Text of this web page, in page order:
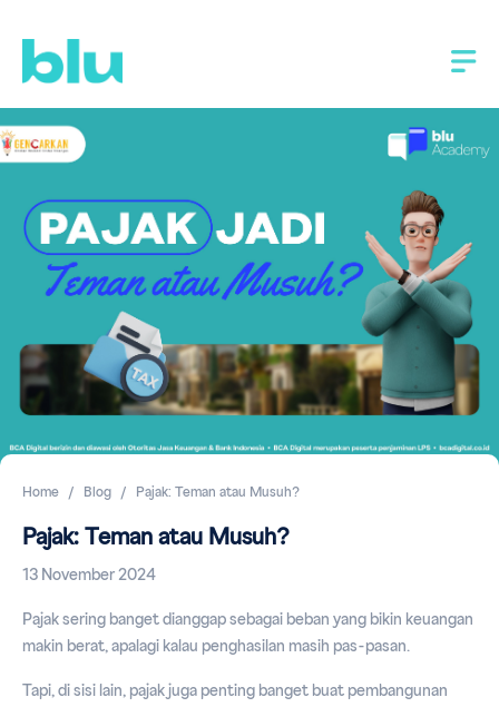
Home Blog Pajak: Teman atau Musuh?
Pajak: Teman atau Musuh?
13 November 2024
Pajak sering banget dianggap sebagai beban yang bikin keuangan
makin berat, apalagi kalau penghasilan masih pas-pasan.
Tapi, di sisi lain, pajak juga penting banget buat pembangunan